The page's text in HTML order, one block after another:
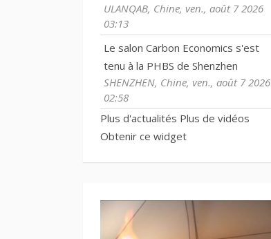
ULANQAB, Chine, ven., août 7 2026
03:13
Le salon Carbon Economics s'est
tenu à la PHBS de Shenzhen
SHENZHEN, Chine, ven., août 7 2026
02:58
Plus d'actualités Plus de vidéos
Obtenir ce widget